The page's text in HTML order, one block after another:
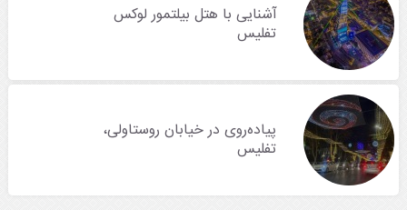
آشنایی با هتل بیلتمور لوکس
تفلیس
پیاده‌روی در خیابان روستاولی،
تفلیس